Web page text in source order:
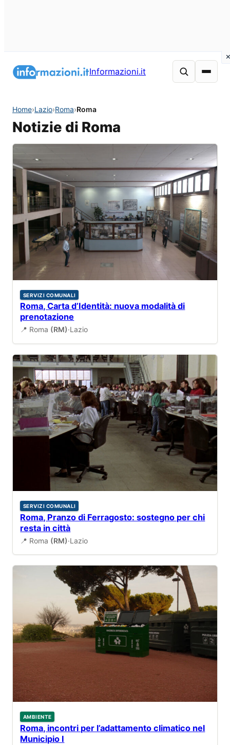
Informazioni.it
Home›Lazio›Roma›Roma
Notizie di Roma
SERVIZI COMUNALI
Roma, Carta d’Identità: nuova modalità di
prenotazione
📍 Roma (RM)·Lazio
SERVIZI COMUNALI
Roma, Pranzo di Ferragosto: sostegno per chi
resta in città
📍 Roma (RM)·Lazio
AMBIENTE
Roma, incontri per l’adattamento climatico nel
Municipio I